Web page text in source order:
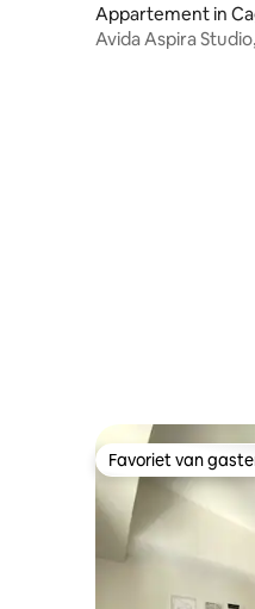
Appartement in
Oro
Avida Aspira
Favoriet van
Favoriet van